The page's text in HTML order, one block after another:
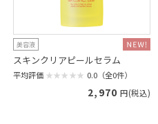
美容液
スキンクリアピールセラム
平均評価 0.0（全0件）
2,970 円(税込)